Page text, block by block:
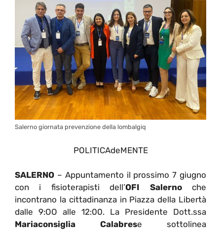
Salerno giornata prevenzione della lombalgiq
POLITICAdeMENTE
SALERNO – Appuntamento il prossimo 7 giugno
con i fisioterapisti dell’OFI Salernoche
incontrano la cittadinanza in Piazza della Libertà
dalle 9:OO alle 12:00. La Presidente Dott.ssa
Mariaconsiglia Calabrese sottolinea